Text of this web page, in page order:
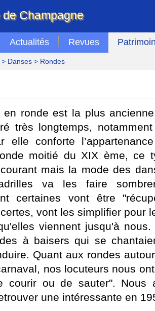
de Champagne
Actualités Revues
Danses> Rondes
en ronde est la plus
très longtemps,
elle conforte
moitié du XIX ème, ce
mais la mode des
va les faire
certaines vont être
vont les simplifier pour
viennent jusqu'à
à baisers qui se
Quant aux rondes
nos locuteurs nous
courir ou de sauter". Nous
une intéressante en